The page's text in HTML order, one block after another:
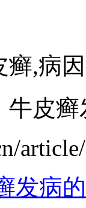
,病因
皮
发病